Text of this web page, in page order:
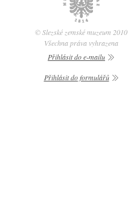
© Slezské zemské muzeum 2010
Všechna práva vyhrazena
Přihlásit do e-mailu
Přihlásit do formulářů